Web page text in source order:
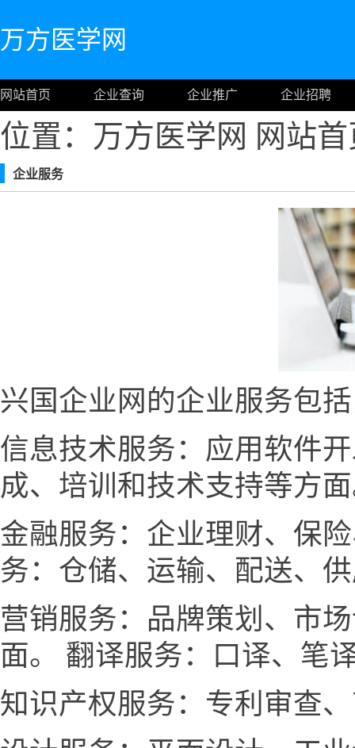
万方医学网
网站首页 企业查询 企业推广 企业招聘
位置：万方医学网 网站
企业服务
兴国企业网的企业服务包
信息技术服务：应用软件
成、培训和技术支持等方
金融服务：企业理财、保
务：仓储、运输、配送、
营销服务：品牌策划、市
面。 翻译服务：口译、笔
知识产权服务：专利审查